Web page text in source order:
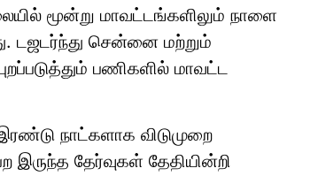
மூன்று மாவட்டங்களிலும் நாளை
டஜடர்ந்து சென்னை மற்றும்
பணிகளில் மாவட்ட
நாட்களாக விடுமுறை
தேர்வுகள் தேதியின்றி